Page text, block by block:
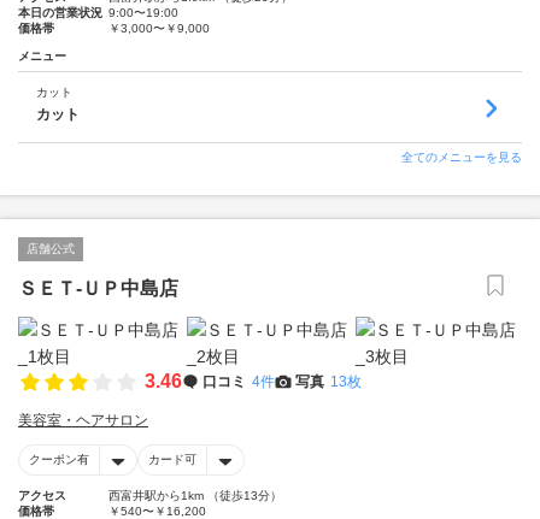
本日の営業状況 9:00〜19:00
価格帯
￥3,000〜￥9,000
メニュー
カット
カット
全てのメニューを見る
店舗公式
ＳＥＴ‐ＵＰ中島店
3.46 口コミ 4件 写真 13枚
美容室・ヘアサロン
クーポン有 カード可
アクセス
西富井駅から1km （徒歩13分）
価格帯
￥540〜￥16,200